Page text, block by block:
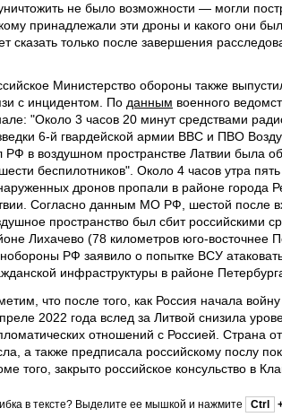
не было возможности — могли
принадлежали эти дроны и какого они
сказать только после завершения
Министерство обороны также
с инцидентом. По данным военного
"Около 3 часов 20 минут средствами
6-й гвардейской армии ВВС и ПВО
РФ в воздушном пространстве Латвии была
беспилотников". Около 4 часов утра
дронов пропали в районе города
Согласно данным МО РФ, шестой после
пространство был сбит российскими
Лихачево (78 километров юго-восточнее
РФ заявило о попытке ВСУ
инфраструктуры в районе
что после того, как Россия начала
2022 года вслед за Литвой снизила
отношений с Россией. Страна
а также предписала российскому послу
того, закрыто российское консульство в
в тексте? Выделите ее мышкой и нажмите Ctrl